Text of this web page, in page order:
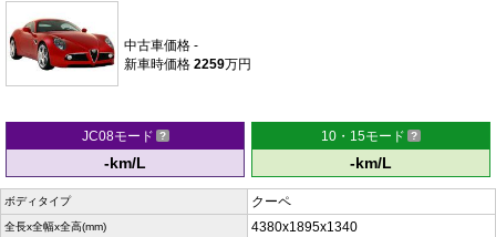
中古車価格 -
新車時価格 2259万円
JC08モード
-km/L
10・15モード
-km/L
ボディタイプ クーペ
全長x全幅x全高(mm) 4380x1895x1340